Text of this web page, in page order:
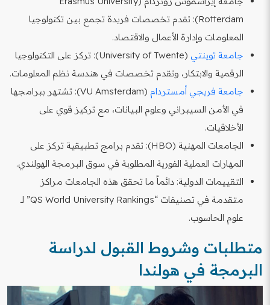
Rotterdam): تقدم تخصصات فريدة تجمع بين تكنولوجيا
المعلومات وإدارة الأعمال والاقتصاد.
جامعة توينتي
(University of Twente): تركز على التكنولوجيا
الرقمية والابتكار، وتقدم تخصصات في هندسة نظم المعلومات.
جامعة فريجي أمستردام
(VU Amsterdam): تشتهر ببرامجها
في الأمن السيبراني وعلوم البيانات، مع تركيز قوي على
الأخلاقيات.
الجامعات المهنية (HBO): تقدم برامج تطبيقية تركز على
المهارات العملية الفورية المطلوبة في سوق البرمجة الهولندي.
التقييمات الدولية: دائماً ما تحقق هذه الجامعات مراكز
متقدمة في تصنيفات “QS World University Rankings” لـ
علوم الحاسوب.
متطلبات وشروط القبول لدراسة
البرمجة في هولندا